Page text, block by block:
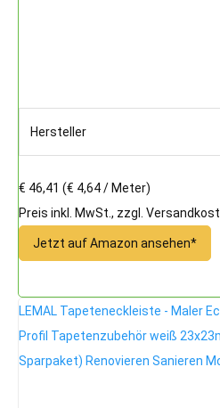
Hersteller
€ 46,41 (€ 4,64 / Meter)
Preis inkl. MwSt., zzgl.
Jetzt auf Amazon ansehen*
LEMAL Tapeteneckleiste - Maler
Profil Tapetenzubehör weiß
Sparpaket) Renovieren Sanieren